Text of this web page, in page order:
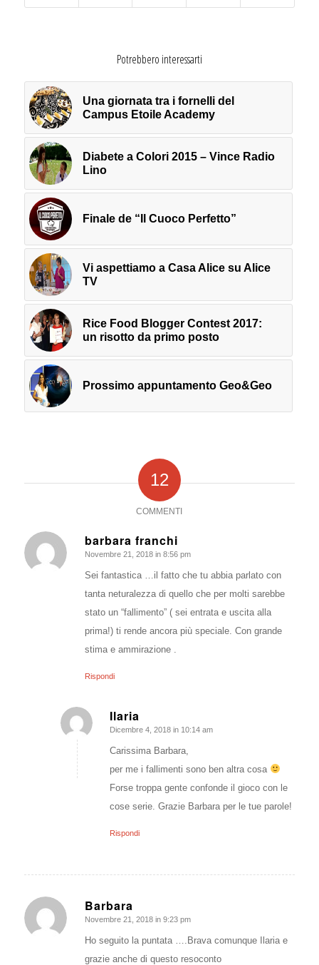
Potrebbero interessarti
Una giornata tra i fornelli del
Campus Etoile Academy
Diabete a Colori 2015 – Vince Radio
Lino
Finale de “Il Cuoco Perfetto”
Vi aspettiamo a Casa Alice su Alice
TV
Rice Food Blogger Contest 2017:
un risotto da primo posto
Prossimo appuntamento Geo&Geo
12
COMMENTI
barbara franchi
dice:
Novembre 21, 2018 in 8:56 pm
Sei fantastica …il fatto che tu abbia parlato con
tanta neturalezza di quello che per molti sarebbe
stato un “fallimento” ( sei entrata e uscita alla
prima!) ti rende ancora più speciale. Con grande
stima e ammirazione .
Rispondi
Ilaria
dice:
Dicembre 4, 2018 in 10:14 am
Carissima Barbara,
per me i fallimenti sono ben altra cosa
Forse troppa gente confonde il gioco con le
cose serie. Grazie Barbara per le tue parole!
Rispondi
Barbara
dice:
Novembre 21, 2018 in 9:23 pm
Ho seguito la puntata ….Brava comunque Ilaria e
grazie anche di questo resoconto